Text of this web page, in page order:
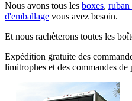
Nous avons tous les boxes, ruban
d'emballage vous avez besoin.
Et nous rachèterons toutes les
Expédition gratuite des
limitrophes et des commandes de